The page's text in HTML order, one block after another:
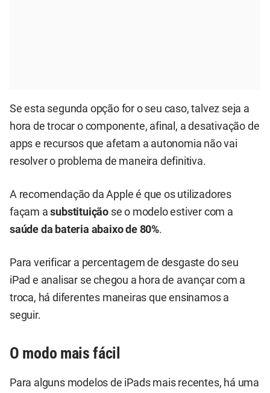
Se esta segunda opção for o seu caso, talvez seja a
hora de trocar o componente, afinal, a desativação de
apps e recursos que afetam a autonomia não vai
resolver o problema de maneira definitiva.
A recomendação da Apple é que os utilizadores
façam asubstituição se o modelo estiver com a
saúde da bateria abaixo de 80%.
Para verificar a percentagem de desgaste do seu
iPad e analisar se chegou a hora de avançar com a
troca, há diferentes maneiras que ensinamos a
seguir.
O modo mais fácil
Para alguns modelos de iPads mais recentes, há uma